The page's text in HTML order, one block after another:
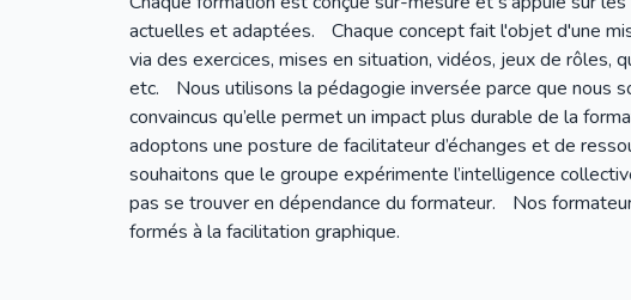
actuelles et adaptées. Chaque concept fait l'objet d'une
via des exercices, mises en situation, vidéos, jeux de rôles,
etc. Nous utilisons la pédagogie inversée parce que nous
convaincus qu’elle permet un impact plus durable de la
adoptons une posture de facilitateur d’échanges et de
souhaitons que le groupe expérimente l’intelligence
pas se trouver en dépendance du formateur. Nos
formés à la facilitation graphique.